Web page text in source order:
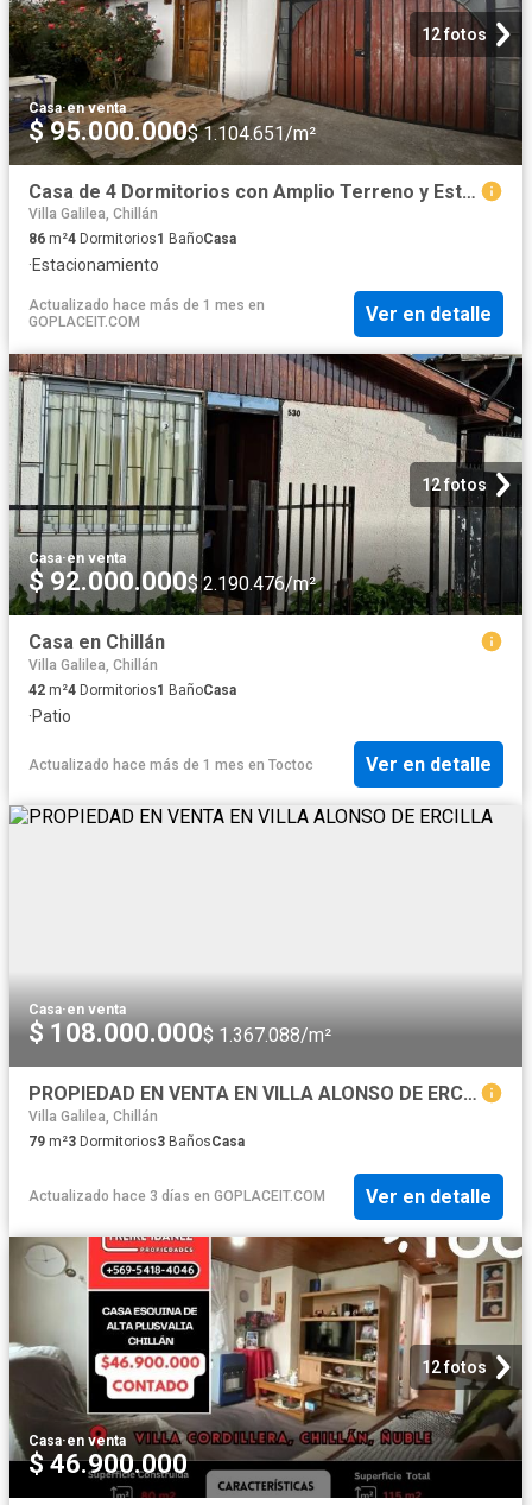
12 fotos
Casa·en venta
$ 95.000.000$ 1.104.651/m²
Casa de 4 Dormitorios con Amplio Terreno y Estacionamiento para 3 Vehículos | Villa Doña Francisca 3”
Villa Galilea, Chillán
86 m²4 Dormitorios1 BañoCasa
·Estacionamiento
Actualizado hace más de 1 mes en
GOPLACEIT.COM
Ver en detalle
12 fotos
Casa·en venta
$ 92.000.000$ 2.190.476/m²
Casa en Chillán
Villa Galilea, Chillán
42 m²4 Dormitorios1 BañoCasa
·Patio
Actualizado hace más de 1 mes en Toctoc Ver en detalle
Casa·en venta
$ 108.000.000$ 1.367.088/m²
PROPIEDAD EN VENTA EN VILLA ALONSO DE ERCILLA
Villa Galilea, Chillán
79 m²3 Dormitorios3 BañosCasa
Actualizado hace 3 días en GOPLACEIT.COM Ver en detalle
12 fotos
Casa·en venta
$ 46.900.000